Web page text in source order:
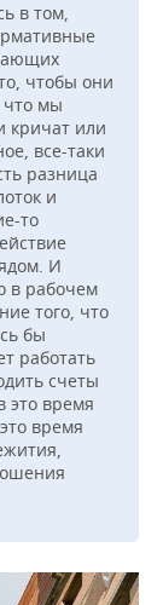
в том,
чтобы они
что мы
кричат или
все-таки
разница
и
то
И
в рабочем
того, что
бы
работать
счеты
это время
время